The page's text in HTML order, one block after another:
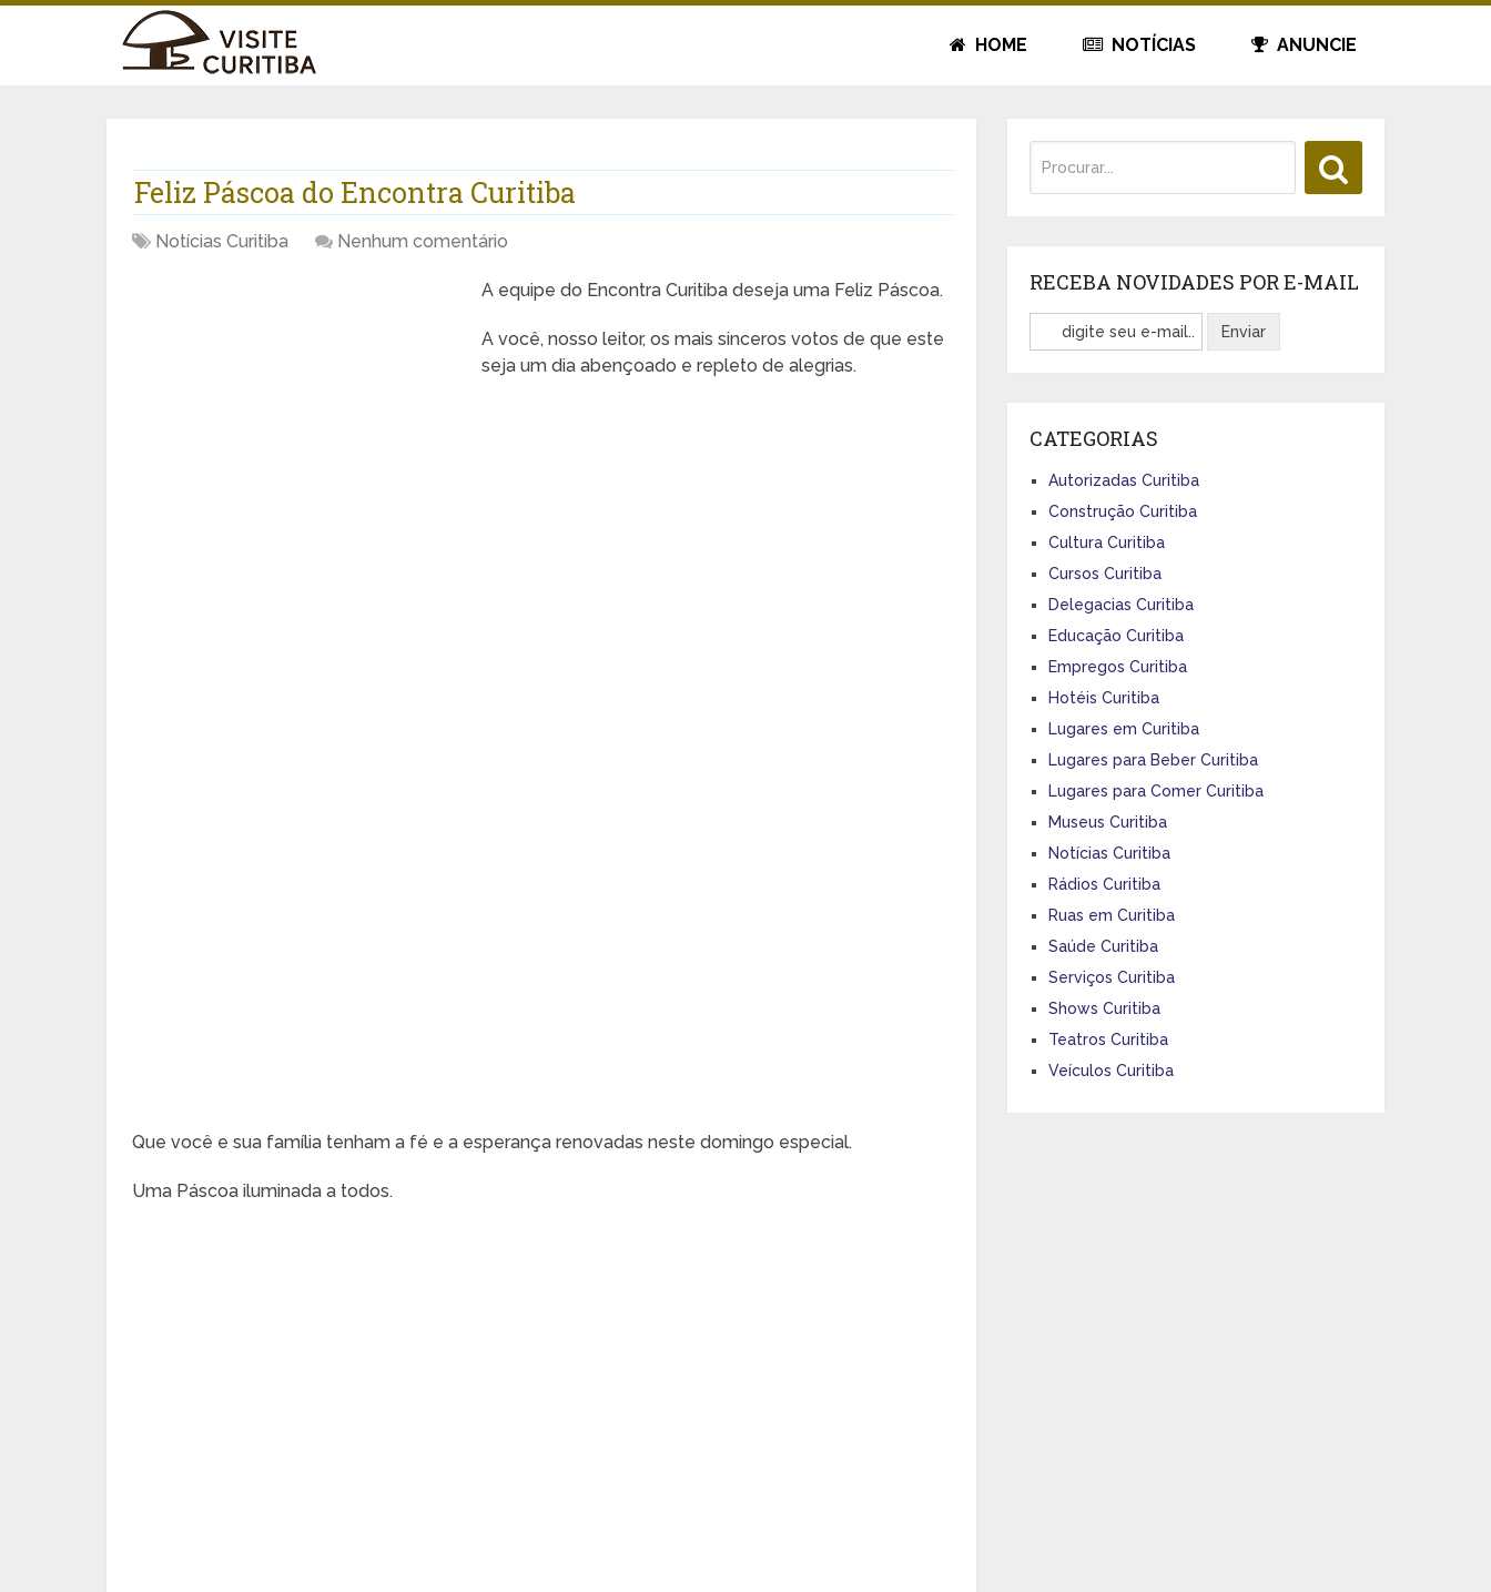
HOME NOTÍCIAS ANUNCIE
Feliz Páscoa do Encontra Curitiba
Notícias Curitiba Nenhum comentário
A equipe do Encontra Curitiba deseja uma Feliz Páscoa.
A você, nosso leitor, os mais sinceros votos de que este
seja um dia abençoado e repleto de alegrias.
Que você e sua família tenham a fé e a esperança renovadas neste domingo especial.
Uma Páscoa iluminada a todos.
RECEBA NOVIDADES POR E-MAIL
CATEGORIAS
Autorizadas Curitiba
Construção Curitiba
Cultura Curitiba
Cursos Curitiba
Delegacias Curitiba
Educação Curitiba
Empregos Curitiba
Hotéis Curitiba
Lugares em Curitiba
Lugares para Beber Curitiba
Lugares para Comer Curitiba
Museus Curitiba
Notícias Curitiba
Rádios Curitiba
Ruas em Curitiba
Saúde Curitiba
Serviços Curitiba
Shows Curitiba
Teatros Curitiba
Veículos Curitiba